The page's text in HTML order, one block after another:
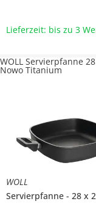
Lieferzeit: bis zu 3
WOLL
Servierpfanne
28 x
WOLL Servierpfanne
Nowo Titanium